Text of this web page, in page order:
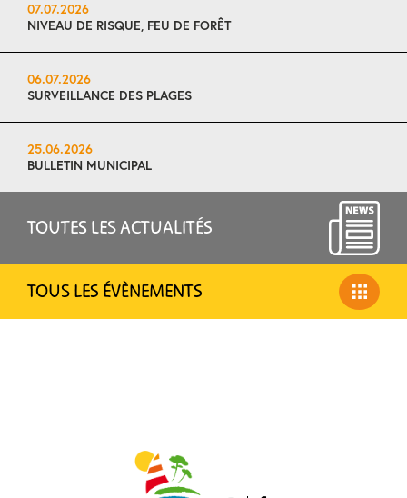
07.07.2026
NIVEAU DE RISQUE, FEU DE FORÊT
06.07.2026
SURVEILLANCE DES PLAGES
25.06.2026
BULLETIN MUNICIPAL
TOUTES LES ACTUALITÉS
TOUS LES ÉVÈNEMENTS